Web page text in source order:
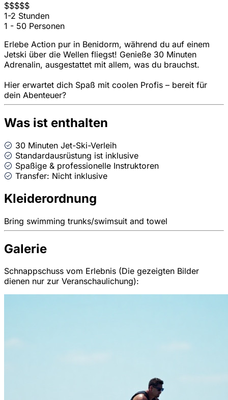
$$$$$
1-2 Stunden
1 - 50 Personen
Erlebe Action pur in Benidorm, während du auf einem
Jetski über die Wellen fliegst! Genieße 30 Minuten
Adrenalin, ausgestattet mit allem, was du brauchst.
Hier erwartet dich Spaß mit coolen Profis – bereit für
dein Abenteuer?
Was ist enthalten
30 Minuten Jet-Ski-Verleih
Standardausrüstung ist inklusive
Spaßige & professionelle Instruktoren
Transfer: Nicht inklusive
Kleiderordnung
Bring swimming trunks/swimsuit and towel
Galerie
Schnappschuss vom Erlebnis (Die gezeigten Bilder
dienen nur zur Veranschaulichung):